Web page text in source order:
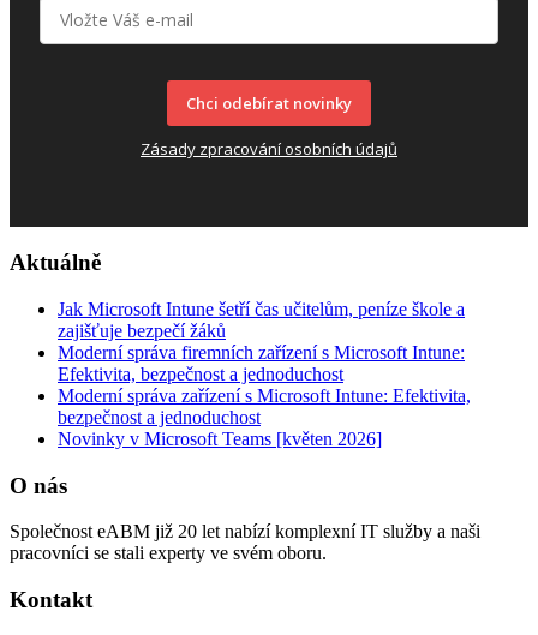
Chci odebírat novinky
Zásady zpracování osobních údajů
Aktuálně
Jak Microsoft Intune šetří čas učitelům, peníze škole a
zajišťuje bezpečí žáků
Moderní správa firemních zařízení s Microsoft Intune:
Efektivita, bezpečnost a jednoduchost
Moderní správa zařízení s Microsoft Intune: Efektivita,
bezpečnost a jednoduchost
Novinky v Microsoft Teams [květen 2026]
O nás
Společnost eABM již 20 let nabízí komplexní IT služby a naši
pracovníci se stali experty ve svém oboru.
Kontakt